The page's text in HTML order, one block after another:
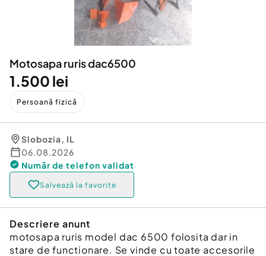
Animale de companie
Afaceri și echipamente profesionale
Inchiriere Bunuri si Vehicule
Utilaje agricole si industriale
Piese auto si accesorii
Motosapa ruris dac6500
1.500 lei
Persoană fizică
Slobozia, IL
06.08.2026
Număr de telefon validat
Salvează la favorite
Descriere anunt
motosapa ruris model dac 6500 folosita dar in
stare de functionare. Se vinde cu toate accesorile